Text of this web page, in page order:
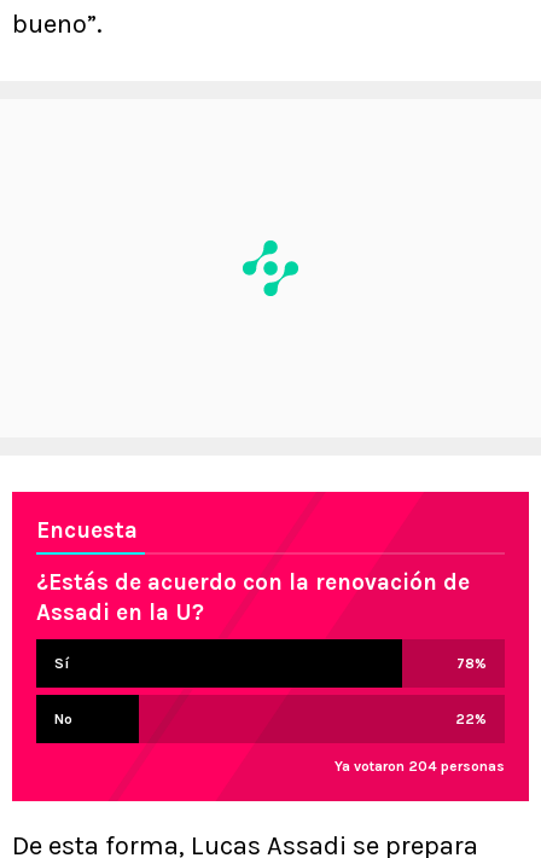
bueno”.
Encuesta
¿Estás de acuerdo con la renovación de
Assadi en la U?
Sí 78%
No 22%
Ya votaron 204 personas
De esta forma, Lucas Assadi se prepara